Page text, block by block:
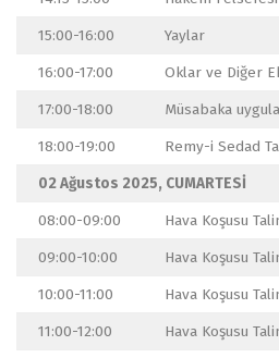
15:00-16:00
Yaylar
16:00-17:00
Oklar ve Diğer
17:00-18:00
Müsabaka
18:00-19:00
Remy-i Sedad
02 Ağustos 2025, CUMARTESİ
08:00-09:00
Hava Koşusu
09:00-10:00
Hava Koşusu
10:00-11:00
Hava Koşusu
11:00-12:00
Hava Koşusu